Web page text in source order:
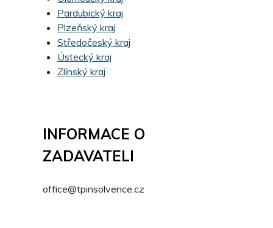
Pardubický kraj
Plzeňský kraj
Středočeský kraj
Ústecký kraj
Zlínský kraj
INFORMACE O
ZADAVATELI
office@tpinsolvence.cz